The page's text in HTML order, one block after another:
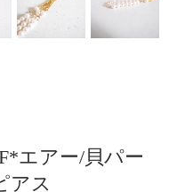
エアー/貝パー
アス